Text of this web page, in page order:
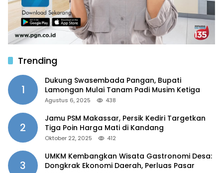
Trending
1
Dukung Swasembada Pangan, Bupati
Lamongan Mulai Tanam Padi Musim Ketiga
Agustus 6, 2025 438
2
Jamu PSM Makassar, Persik Kediri Targetkan
Tiga Poin Harga Mati di Kandang
Oktober 22, 2025 412
3
UMKM Kembangkan Wisata Gastronomi Desa:
Dongkrak Ekonomi Daerah, Perluas Pasar